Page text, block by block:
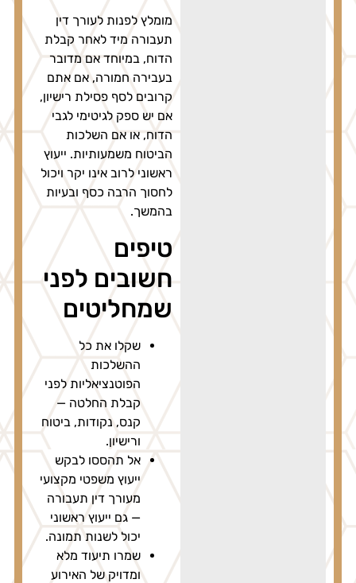
מומלץ לפנות לעורך דין
תעבורה מיד לאחר קבלת
הדוח, במיוחד אם מדובר
בעבירה חמורה, אם אתם
קרובים לסף פסילת רישיון,
אם יש ספק לגיטימי לגבי
הדוח, או אם השלכות
הביטוח משמעותיות. ייעוץ
ראשוני לרוב אינו יקר ויכול
לחסוך הרבה כסף ובעיות
בהמשך.
טיפים
חשובים לפני
שמחליטים
שקלו את כל
ההשלכות
הפוטנציאליות לפני
קבלת החלטה —
קנס, נקודות, ביטוח
ורישיון.
אל תהססו לבקש
ייעוץ משפטי מקצועי
מעורך דין תעבורה
— גם ייעוץ ראשוני
יכול לשנות תמונה.
שמרו תיעוד מלא
ומדויק של האירוע